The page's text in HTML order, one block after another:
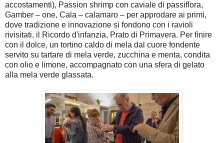
accostamenti), Passion shrimp con caviale di passiflora,
Gamber – one, Cala – calamaro – per approdare ai primi,
dove tradizione e innovazione si fondono con i ravioli
rivisitati, il Ricordo d'infanzia, Prato di Primavera. Per finire
con il dolce, un tortino caldo di mela dal cuore fondente
servito su tartare di mela verde, zucchina e menta, condita
con olio e limone, accompagnato con una sfera di gelato
alla mela verde glassata.